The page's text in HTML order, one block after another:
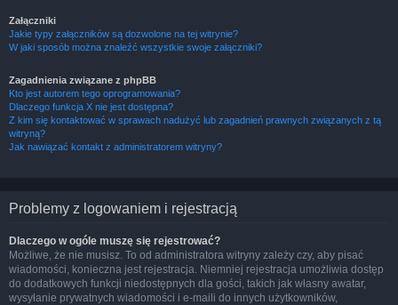
Załączniki
Jakie typy załączników są dozwolone na tej witrynie?
W jaki sposób można znaleźć wszystkie swoje załączniki?
Zagadnienia związane z phpBB
Kto jest autorem tego oprogramowania?
Dlaczego funkcja X nie jest dostępna?
Z kim się kontaktować w sprawach nadużyć lub zagadnień prawnych związanych z tą
witryną?
Jak nawiązać kontakt z administratorem witryny?
Problemy z logowaniem i rejestracją
Dlaczego w ogóle muszę się rejestrować?
Możliwe, że nie musisz. To od administratora witryny zależy czy, aby pisać
wiadomości, konieczna jest rejestracja. Niemniej rejestracja umożliwia dostęp
do dodatkowych funkcji niedostępnych dla gości, takich jak własny awatar,
wysyłanie prywatnych wiadomości i e-maili do innych użytkowników,